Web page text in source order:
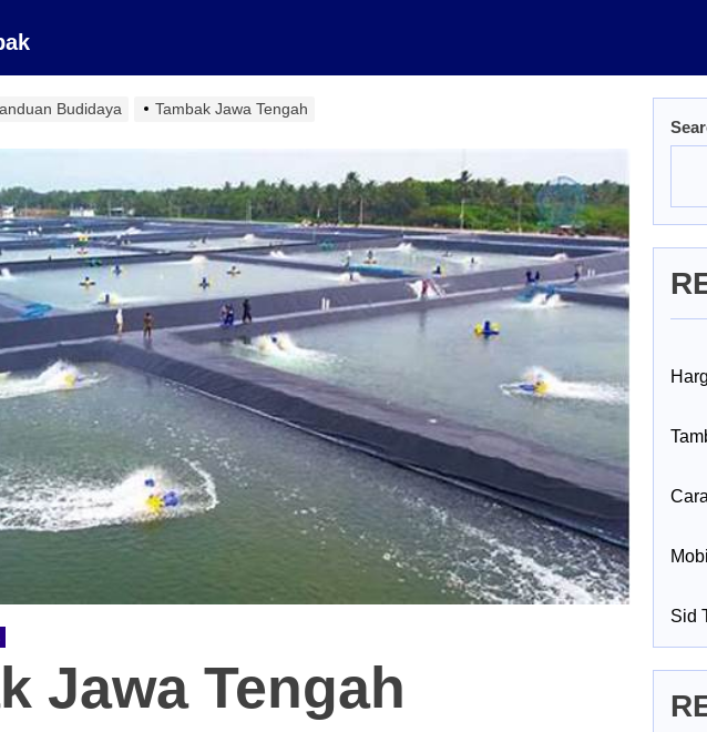
Budidaya Tambak Jawa Tengah
Jawa Tengah
Sid